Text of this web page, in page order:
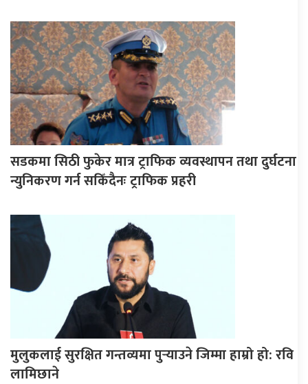
सडकमा सिठी फुकेर मात्र ट्राफिक व्यवस्थापन तथा दुर्घटना
न्युनिकरण गर्न सकिँदैनः ट्राफिक प्रहरी
मुलुकलाई सुरक्षित गन्तव्यमा पुर्‍याउने जिम्मा हाम्रो हो: रवि
लामिछाने